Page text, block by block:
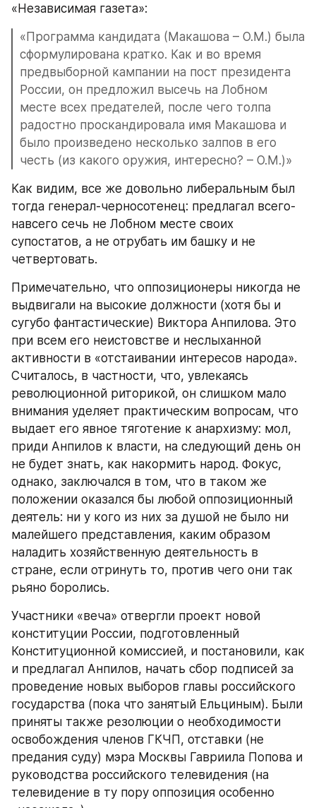
«Независимая газета»:
«Программа кандидата (Макашова – О.М.) была
сформулирована кратко. Как и во время
предвыборной кампании на пост президента
России, он предложил высечь на Лобном
месте всех предателей, после чего толпа
радостно проскандировала имя Макашова и
было произведено несколько залпов в его
честь (из какого оружия, интересно? – О.М.)»
Как видим, все же довольно либеральным был
тогда генерал-черносотенец: предлагал всего-
навсего сечь не Лобном месте своих
супостатов, а не отрубать им башку и не
четвертовать.
Примечательно, что оппозиционеры никогда не
выдвигали на высокие должности (хотя бы и
сугубо фантастические) Виктора Анпилова. Это
при всем его неистовстве и неслыханной
активности в «отстаивании интересов народа».
Считалось, в частности, что, увлекаясь
революционной риторикой, он слишком мало
внимания уделяет практическим вопросам, что
выдает его явное тяготение к анархизму: мол,
приди Анпилов к власти, на следующий день он
не будет знать, как накормить народ. Фокус,
однако, заключался в том, что в таком же
положении оказался бы любой оппозиционный
деятель: ни у кого из них за душой не было ни
малейшего представления, каким образом
наладить хозяйственную деятельность в
стране, если отринуть то, против чего они так
рьяно боролись.
Участники «веча» отвергли проект новой
конституции России, подготовленный
Конституционной комиссией, и постановили, как
и предлагал Анпилов, начать сбор подписей за
проведение новых выборов главы российского
государства (пока что занятый Ельциным). Были
приняты также резолюции о необходимости
освобождения членов ГКЧП, отставки (не
предания суду) мэра Москвы Гавриила Попова и
руководства российского телевидения (на
телевидение в ту пору оппозиция особенно